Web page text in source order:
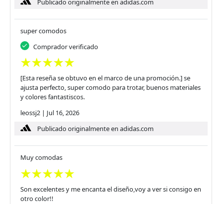
Publicado originalmente en adidas.com
super comodos
Comprador verificado
[Esta reseña se obtuvo en el marco de una promoción.] se
ajusta perfecto, super comodo para trotar, buenos materiales
y colores fantastiscos.
leossj2 | Jul 16, 2026
Publicado originalmente en adidas.com
Muy comodas
Son excelentes y me encanta el diseño,voy a ver si consigo en
otro color!!